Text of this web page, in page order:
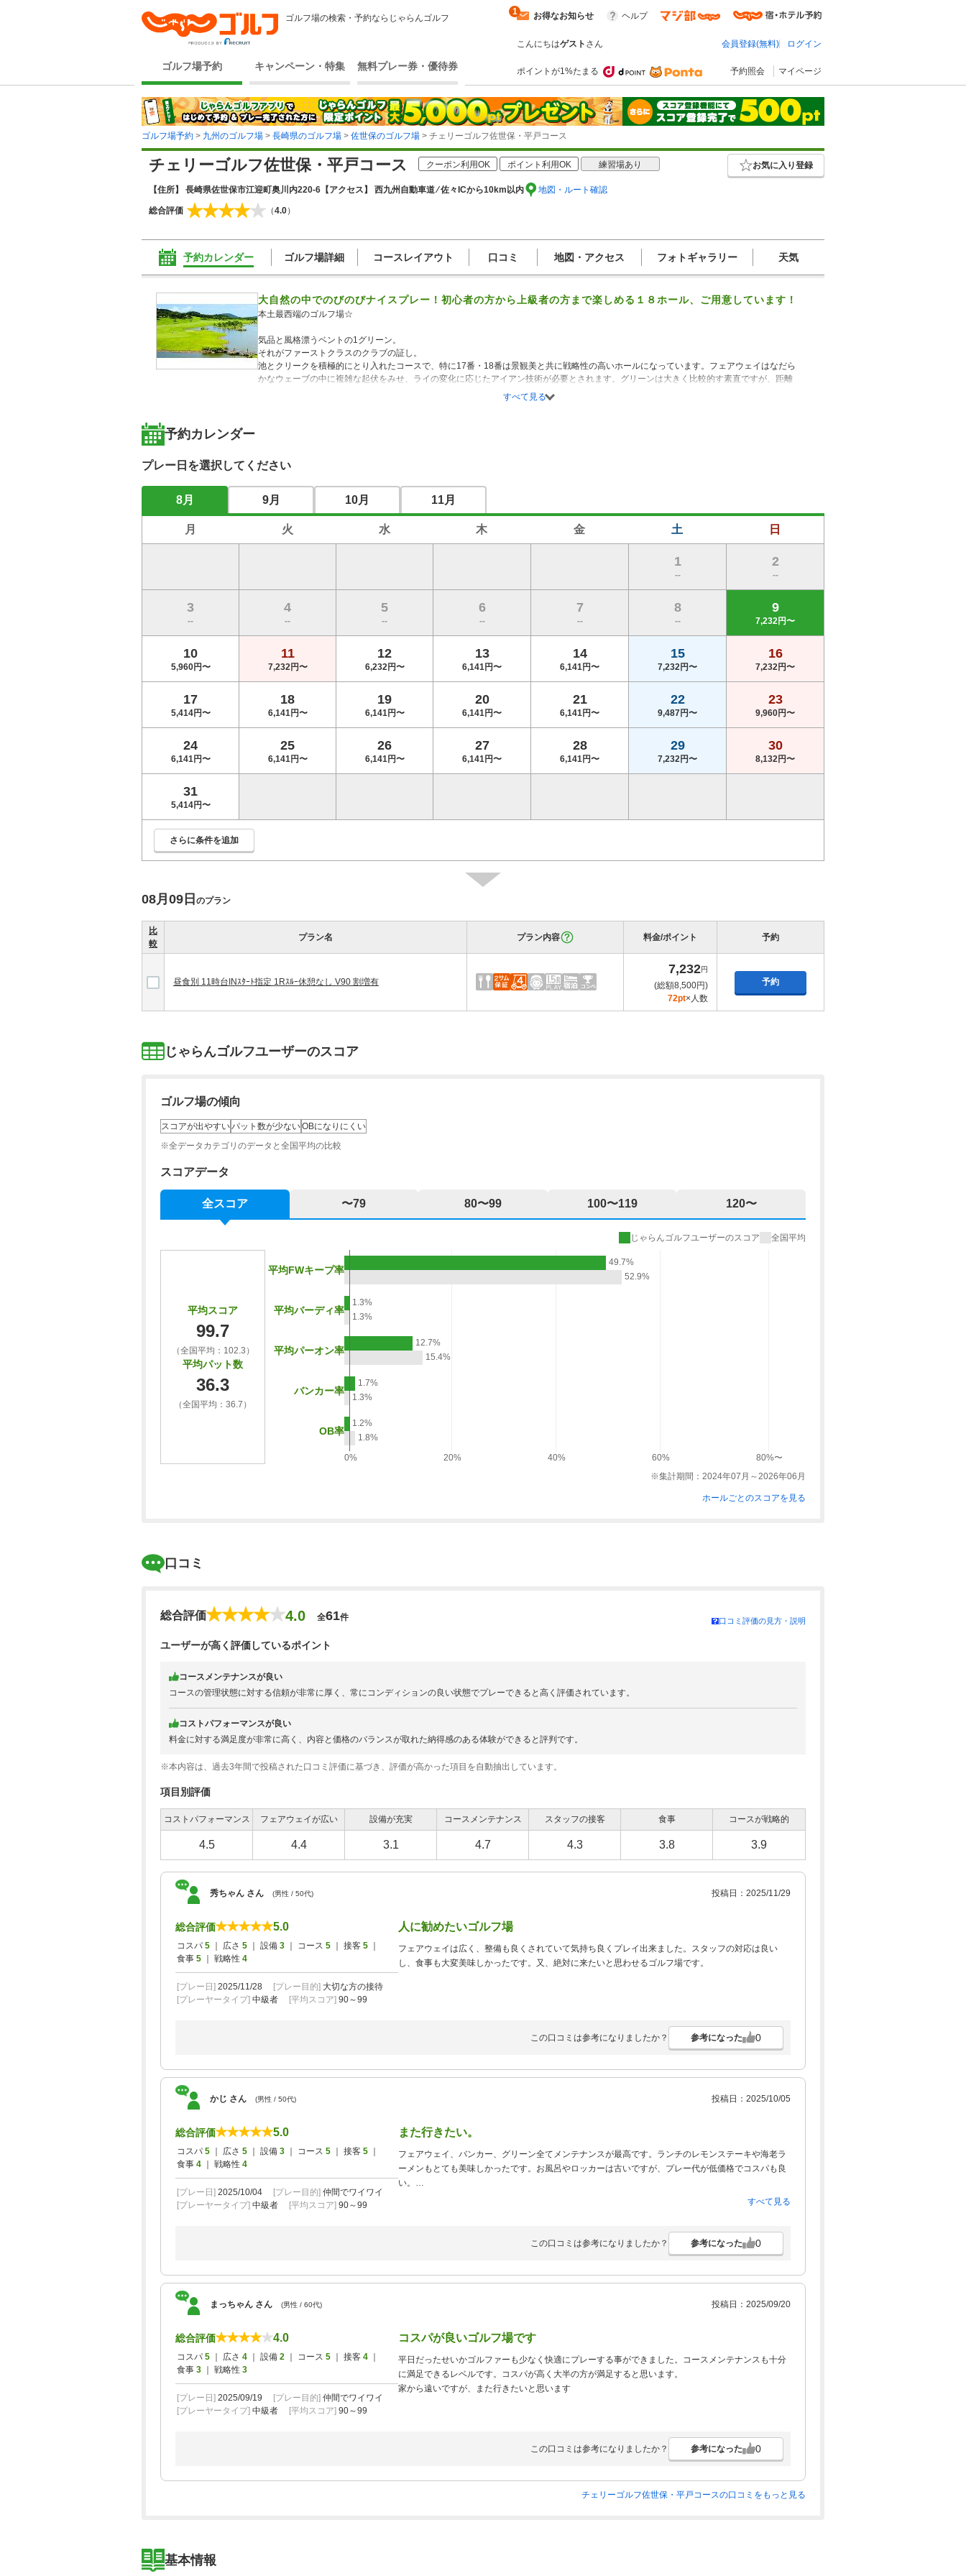
ゴルフ場の検索・予約ならじゃらんゴルフ
ゴルフ場予約 キャンペーン・特集 無料プレー券・優待券
お得なお知らせ
1 ヘルプ
こんにちはゲスト さん 会員登録(無料) ログイン
ポイントが1%たまる 予約照会 マイページ
ゴルフ場予約 > 九州のゴルフ場 > 長崎県のゴルフ場 > 佐世保のゴルフ場 > チェリーゴルフ佐世保・平戸コース
チェリーゴルフ佐世保・平戸コース クーポン利用OK ポイント利用OK 練習場あり お気に入り登録
【住所】 長崎県佐世保市江迎町奥川内220-6 【アクセス】 西九州自動車道 ⁄ 佐々ICから10km以内 地図・ルート確認
総合評価 （4.0）
予約カレンダー ゴルフ場詳細 コースレイアウト 口コミ 地図・アクセス フォトギャラリー 天気
大自然の中でのびのびナイスプレー！初心者の方から上級者の方まで楽しめる１８ホール、ご用意しています！
本土最西端のゴルフ場☆
気品と風格漂うベントの1グリーン。
それがファーストクラスのクラブの証し。
池とクリークを積極的にとり入れたコースで、特に17番・18番は景観美と共に戦略性の高いホールになっています。フェアウェイはなだら
かなウェーブの中に複雑な起伏をみせ、ライの変化に応じたアイアン技術が必要とされます。グリーンは大きく比較的す素直ですが、距離
すべて見る
予約カレンダー
プレー日を選択してください
8月 9月 10月 11月
月 火 水 木 金 土 日
1
--
2
--
3
--
4
--
5
--
6
--
7
--
8
--
9
7,232円〜
10
5,960円〜
11
7,232円〜
12
6,232円〜
13
6,141円〜
14
6,141円〜
15
7,232円〜
16
7,232円〜
17
5,414円〜
18
6,141円〜
19
6,141円〜
20
6,141円〜
21
6,141円〜
22
9,487円〜
23
9,960円〜
24
6,141円〜
25
6,141円〜
26
6,141円〜
27
6,141円〜
28
6,141円〜
29
7,232円〜
30
8,132円〜
31
5,414円〜
さらに条件を追加
08月09日 のプラン
比
較
プラン名 プラン内容 料金/ポイント 予約
昼食別 11時台INｽﾀｰﾄ指定 1Rｽﾙｰ休憩なし V90 割増有
7,232円
(総額8,500円)
72pt×人数
予約
じゃらんゴルフユーザーのスコア
ゴルフ場の傾向
スコアが出やすいパット数が少ないOBになりにくい
※全データカテゴリのデータと全国平均の比較
スコアデータ
全スコア 〜79 80〜99 100〜119 120〜
じゃらんゴルフユーザーのスコア 全国平均
平均スコア
99.7
（全国平均：102.3）
平均パット数
36.3
（全国平均：36.7）
平均FWキープ率
49.7%
52.9%
平均バーディ率
1.3%
1.3%
平均パーオン率
12.7%
15.4%
バンカー率
1.7%
1.3%
OB率
1.2%
1.8%
0%
20% 40% 60%
80%〜
※集計期間：2024年07月～2026年06月
ホールごとのスコアを見る
口コミ
総合評価 4.0 全61件 口コミ評価の見方・説明
ユーザーが高く評価しているポイント
コースメンテナンスが良い
コースの管理状態に対する信頼が非常に厚く、常にコンディションの良い状態でプレーできると高く評価されています。
コストパフォーマンスが良い
料金に対する満足度が非常に高く、内容と価格のバランスが取れた納得感のある体験ができると評判です。
※本内容は、過去3年間で投稿された口コミ評価に基づき、評価が高かった項目を自動抽出しています。
項目別評価
コストパフォーマンス フェアウェイが広い 設備が充実 コースメンテナンス スタッフの接客 食事 コースが戦略的
4.5 4.4 3.1 4.7 4.3 3.8 3.9
秀ちゃん さん (男性 / 50代) 投稿日：2025/11/29
総合評価 5.0
コスパ 5 ｜ 広さ 5 ｜ 設備 3 ｜ コース 5 ｜ 接客 5
食事 5 ｜ 戦略性 4
[プレー日] 2025/11/28 [プレー目的] 大切な方の接待
[プレーヤータイプ] 中級者 [平均スコア] 90～99
人に勧めたいゴルフ場
フェアウェイは広く、整備も良くされていて気持ち良くプレイ出来ました。スタッフの対応は良い
し、食事も大変美味しかったです。又、絶対に来たいと思わせるゴルフ場です。
この口コミは参考になりましたか？ 参考になった 0
かじ さん (男性 / 50代) 投稿日：2025/10/05
総合評価 5.0
コスパ 5 ｜ 広さ 5 ｜ 設備 3 ｜ コース 5 ｜ 接客 5
食事 4 ｜ 戦略性 4
[プレー日] 2025/10/04 [プレー目的] 仲間でワイワイ
[プレーヤータイプ] 中級者 [平均スコア] 90～99
また行きたい。
フェアウェイ、バンカー、グリーン全てメンテナンスが最高です。ランチのレモンステーキや海老ラ
ーメンもとても美味しかったです。お風呂やロッカーは古いですが、プレー代が低価格でコスパも良
い。
すべて見る
この口コミは参考になりましたか？ 参考になった 0
まっちゃん さん (男性 / 60代) 投稿日：2025/09/20
総合評価 4.0
コスパ 5 ｜ 広さ 4 ｜ 設備 2 ｜ コース 5 ｜ 接客 4
食事 3 ｜ 戦略性 3
[プレー日] 2025/09/19 [プレー目的] 仲間でワイワイ
[プレーヤータイプ] 中級者 [平均スコア] 90～99
コスパが良いゴルフ場です
平日だったせいかゴルファーも少なく快適にプレーする事ができました。コースメンテナンスも十分
に満足できるレベルです。コスパが高く大半の方が満足すると思います。
家から遠いですが、また行きたいと思います
この口コミは参考になりましたか？ 参考になった 0
チェリーゴルフ佐世保・平戸コースの口コミをもっと見る
基本情報